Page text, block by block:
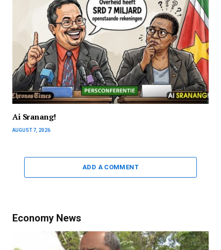
Ai Sranang!
AUGUST 7, 2026
ADD A COMMENT
Economy News